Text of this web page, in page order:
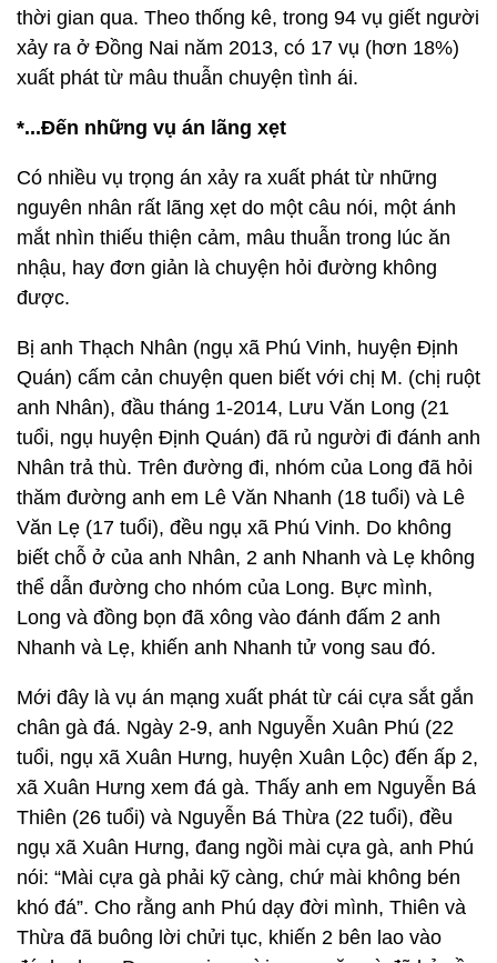
thời gian qua. Theo thống kê, trong 94 vụ giết người
xảy ra ở Đồng Nai năm 2013, có 17 vụ (hơn 18%)
xuất phát từ mâu thuẫn chuyện tình ái.
*...Đến những vụ án lãng xẹt
Có nhiều vụ trọng án xảy ra xuất phát từ những
nguyên nhân rất lãng xẹt do một câu nói, một ánh
mắt nhìn thiếu thiện cảm, mâu thuẫn trong lúc ăn
nhậu, hay đơn giản là chuyện hỏi đường không
được.
Bị anh Thạch Nhân (ngụ xã Phú Vinh, huyện Định
Quán) cấm cản chuyện quen biết với chị M. (chị ruột
anh Nhân), đầu tháng 1-2014, Lưu Văn Long (21
tuổi, ngụ huyện Định Quán) đã rủ người đi đánh anh
Nhân trả thù. Trên đường đi, nhóm của Long đã hỏi
thăm đường anh em Lê Văn Nhanh (18 tuổi) và Lê
Văn Lẹ (17 tuổi), đều ngụ xã Phú Vinh. Do không
biết chỗ ở của anh Nhân, 2 anh Nhanh và Lẹ không
thể dẫn đường cho nhóm của Long. Bực mình,
Long và đồng bọn đã xông vào đánh đấm 2 anh
Nhanh và Lẹ, khiến anh Nhanh tử vong sau đó.
Mới đây là vụ án mạng xuất phát từ cái cựa sắt gắn
chân gà đá. Ngày 2-9, anh Nguyễn Xuân Phú (22
tuổi, ngụ xã Xuân Hưng, huyện Xuân Lộc) đến ấp 2,
xã Xuân Hưng xem đá gà. Thấy anh em Nguyễn Bá
Thiên (26 tuổi) và Nguyễn Bá Thừa (22 tuổi), đều
ngụ xã Xuân Hưng, đang ngồi mài cựa gà, anh Phú
nói: “Mài cựa gà phải kỹ càng, chứ mài không bén
khó đá”. Cho rằng anh Phú dạy đời mình, Thiên và
Thừa đã buông lời chửi tục, khiến 2 bên lao vào